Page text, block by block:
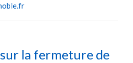
la fermeture de